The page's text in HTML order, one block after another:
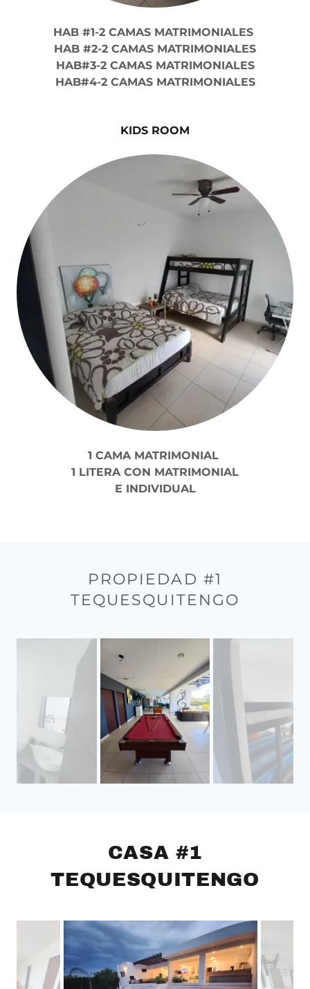
HAB #1-2 CAMAS MATRIMONIALES
HAB #2-2 CAMAS MATRIMONIALES
HAB#3-2 CAMAS MATRIMONIALES
HAB#4-2 CAMAS MATRIMONIALES
KIDS ROOM
1 CAMA MATRIMONIAL
1 LITERA CON MATRIMONIAL
E INDIVIDUAL
PROPIEDAD #1
TEQUESQUITENGO
CASA #1
TEQUESQUITENGO